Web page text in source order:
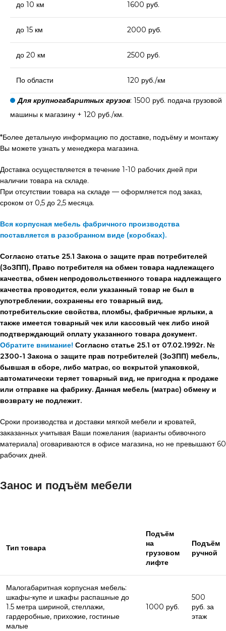
до 10 км 1600 руб.
до 15 км 2000 руб.
до 20 км 2500 руб.
По области 120 руб./км
Для крупногабаритных грузов: 1500 руб. подача грузовой
машины к магазину + 120 руб./км.
*Более детальную информацию по доставке, подъёму и монтажу
Вы можете узнать у менеджера магазина.
Доставка осуществляется в течение 1-10 рабочих дней при
наличии товара на складе.
При отсутствии товара на складе — оформляется под заказ,
сроком от 0,5 до 2,5 месяца.
Вся корпусная мебель фабричного производства
поставляется в разобранном виде (коробках).
Согласно статье 25.1 Закона о защите прав потребителей
(ЗоЗПП), Право потребителя на обмен товара надлежащего
качества, обмен непродовольственного товара надлежащего
качества проводится, если указанный товар не был в
употреблении, сохранены его товарный вид,
потребительские свойства, пломбы, фабричные ярлыки, а
также имеется товарный чек или кассовый чек либо иной
подтверждающий оплату указанного товара документ.
Обратите внимание! Согласно статье 25.1 от 07.02.1992г. №
2300-1 Закона о защите прав потребителей (ЗоЗПП) мебель,
бывшая в сборе, либо матрас, со вскрытой упаковкой,
автоматически теряет товарный вид, не пригодна к продаже
или отправке на фабрику. Данная мебель (матрас) обмену и
возврату не подлежит.
Сроки производства и доставки мягкой мебели и кроватей,
заказанных учитывая Ваши пожелания (варианты обивочного
материала) оговариваются в офисе магазина, но не превышают 60
рабочих дней.
Занос и подъём мебели
Тип товара
Подъём
на
грузовом
лифте
Подъём
ручной
Малогабаритная корпусная мебель:
шкафы-купе и шкафы распашные до
1.5 метра шириной, стеллажи,
гардеробные, прихожие, гостиные
малые
1000 руб.
500
руб. за
этаж